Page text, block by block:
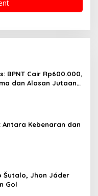
BPNT Cair Rp600.000,
dan Alasan Jutaan
Antara Kebenaran dan
Šutalo, Jhon Jáder
Gol